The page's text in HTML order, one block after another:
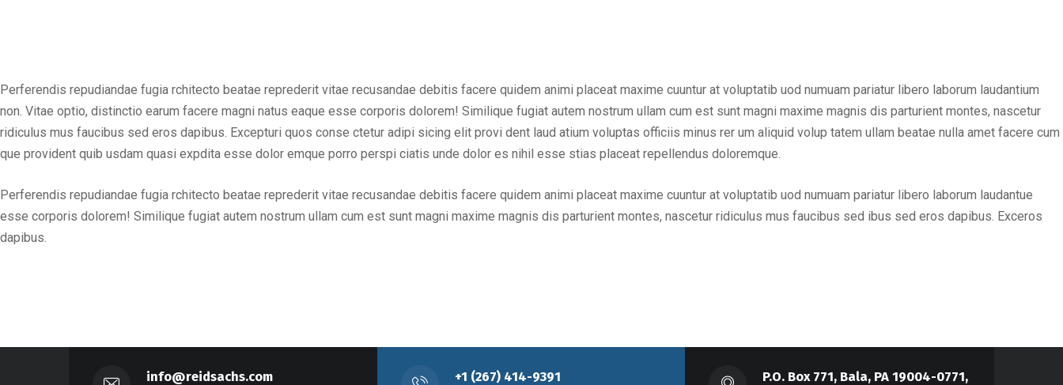
Perferendis repudiandae fugia rchitecto beatae reprederit vitae recusandae debitis facere quidem animi placeat maxime cuuntur at voluptatib uod numuam pariatur libero laborum laudantium
non. Vitae optio, distinctio earum facere magni natus eaque esse corporis dolorem! Similique fugiat autem nostrum ullam cum est sunt magni maxime magnis dis parturient montes, nascetur
ridiculus mus faucibus sed eros dapibus. Excepturi quos conse ctetur adipi sicing elit provi dent laud atium voluptas officiis minus rer um aliquid volup tatem ullam beatae nulla amet facere cum
que provident quib usdam quasi expdita esse dolor emque porro perspi ciatis unde dolor es nihil esse stias placeat repellendus doloremque.
Perferendis repudiandae fugia rchitecto beatae reprederit vitae recusandae debitis facere quidem animi placeat maxime cuuntur at voluptatib uod numuam pariatur libero laborum laudantue
esse corporis dolorem! Similique fugiat autem nostrum ullam cum est sunt magni maxime magnis dis parturient montes, nascetur ridiculus mus faucibus sed ibus sed eros dapibus. Exceros
dapibus.
info@reidsachs.com +1 (267) 414-9391
P.O. Box 771, Bala, PA 19004-0771,